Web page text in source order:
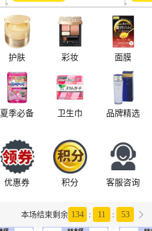
护肤 彩妆 面膜
夏季必备 卫生巾 品牌精选
优惠券 积分 客服咨询
本场结束剩余 134 : 11 : 52 